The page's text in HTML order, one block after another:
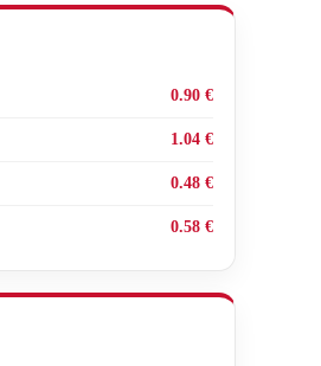
0.90 €
1.04 €
0.48 €
0.58 €